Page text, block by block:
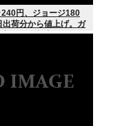
240円、ジョージ180
出荷分から値上げ。ガ
いとか意味不明すぎ